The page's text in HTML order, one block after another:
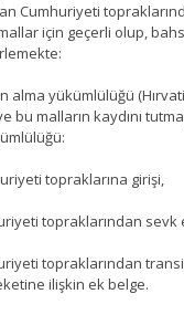
Cumhuriyeti
için geçerli olup,
alma yükümlülüğü
malların kaydını
topraklarına girişi,
topraklarından sevk
topraklarından
ilişkin ek belge.